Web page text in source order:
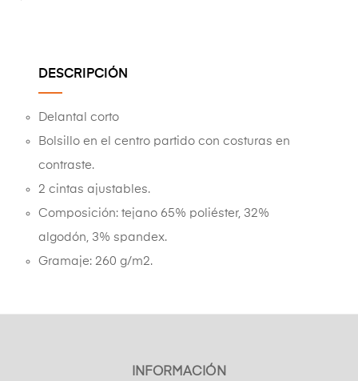
DESCRIPCIÓN
Delantal corto
Bolsillo en el centro partido con costuras en
contraste.
2 cintas ajustables.
Composición: tejano 65% poliéster, 32%
algodón, 3% spandex.
Gramaje: 260 g/m2.
INFORMACIÓN